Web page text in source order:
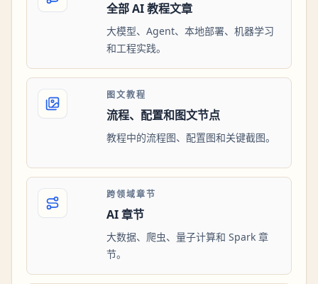
全部 AI 教程文章
大模型、Agent、本地部署、机器学习
和工程实践。
图文教程
流程、配置和图文节点
教程中的流程图、配置图和关键截图。
跨领域章节
AI 章节
大数据、爬虫、量子计算和 Spark 章
节。